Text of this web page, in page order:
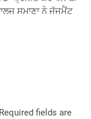
ਸਮਾਣਾ ਨੇ ਜੱਜਮੈਂਟ
Required fields are